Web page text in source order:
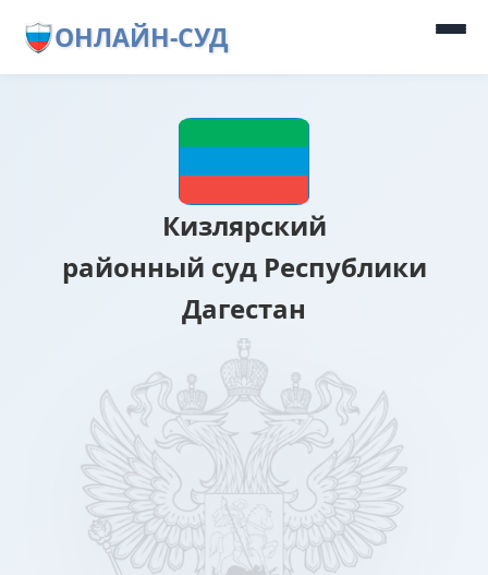
ОНЛАЙН-СУД
Кизлярский
районный суд Республики
Дагестан